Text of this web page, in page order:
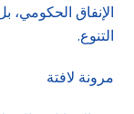
الإنفاق
التنوع.
مرونة لافتة